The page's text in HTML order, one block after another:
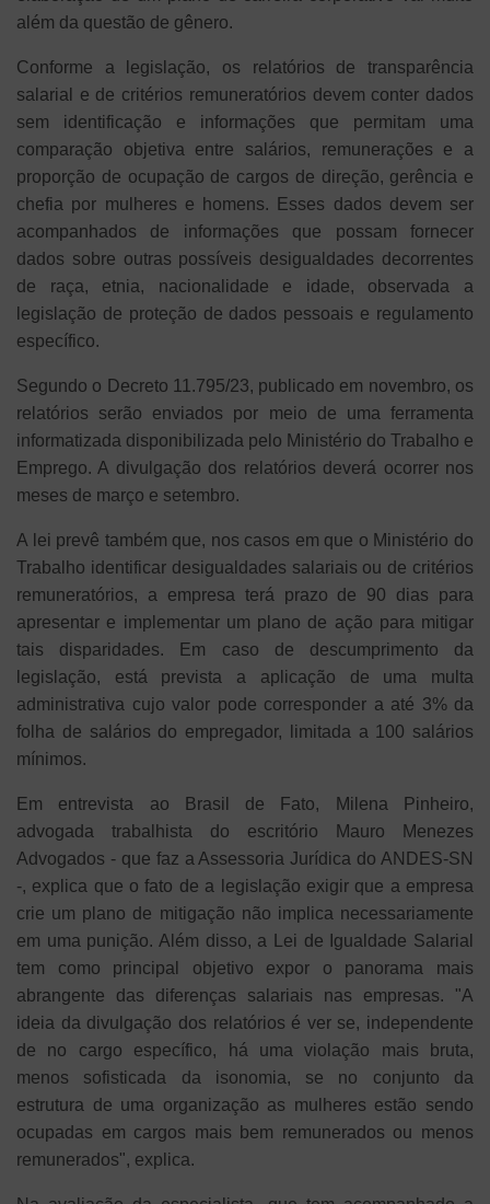
além da questão de gênero.
Conforme a legislação, os relatórios de transparência
salarial e de critérios remuneratórios devem conter dados
sem identificação e informações que permitam uma
comparação objetiva entre salários, remunerações e a
proporção de ocupação de cargos de direção, gerência e
chefia por mulheres e homens. Esses dados devem ser
acompanhados de informações que possam fornecer
dados sobre outras possíveis desigualdades decorrentes
de raça, etnia, nacionalidade e idade, observada a
legislação de proteção de dados pessoais e regulamento
específico.
Segundo o Decreto 11.795/23, publicado em novembro, os
relatórios serão enviados por meio de uma ferramenta
informatizada disponibilizada pelo Ministério do Trabalho e
Emprego. A divulgação dos relatórios deverá ocorrer nos
meses de março e setembro.
A lei prevê também que, nos casos em que o Ministério do
Trabalho identificar desigualdades salariais ou de critérios
remuneratórios, a empresa terá prazo de 90 dias para
apresentar e implementar um plano de ação para mitigar
tais disparidades. Em caso de descumprimento da
legislação, está prevista a aplicação de uma multa
administrativa cujo valor pode corresponder a até 3% da
folha de salários do empregador, limitada a 100 salários
mínimos.
Em entrevista ao Brasil de Fato, Milena Pinheiro,
advogada trabalhista do escritório Mauro Menezes
Advogados - que faz a Assessoria Jurídica do ANDES-SN
-, explica que o fato de a legislação exigir que a empresa
crie um plano de mitigação não implica necessariamente
em uma punição. Além disso, a Lei de Igualdade Salarial
tem como principal objetivo expor o panorama mais
abrangente das diferenças salariais nas empresas. "A
ideia da divulgação dos relatórios é ver se, independente
de no cargo específico, há uma violação mais bruta,
menos sofisticada da isonomia, se no conjunto da
estrutura de uma organização as mulheres estão sendo
ocupadas em cargos mais bem remunerados ou menos
remunerados", explica.